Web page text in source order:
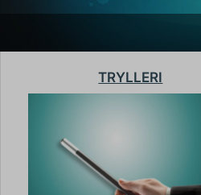
TRYLLERI